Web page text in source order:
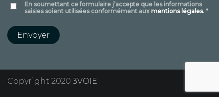
En soumettant ce formulaire j’accepte que les informations
saisies soient utilisées conformément auxmentions légales. *
Copyright 2020 3VOIE